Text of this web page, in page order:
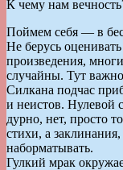
К чему нам
Поймем себя — в
Не берусь
произведения,
случайны. Тут
Силкана подчас
и неистов. Нулевой
дурно, нет, просто
стихи, а
наборматывать.
Гулкий мрак